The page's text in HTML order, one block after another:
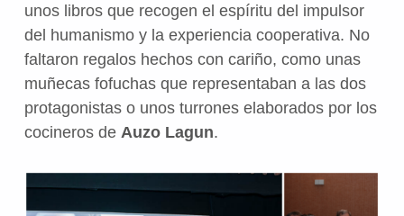
unos libros que recogen el espíritu del impulsor
del humanismo y la experiencia cooperativa. No
faltaron regalos hechos con cariño, como unas
muñecas fofuchas que representaban a las dos
protagonistas o unos turrones elaborados por los
cocineros de Auzo Lagun.